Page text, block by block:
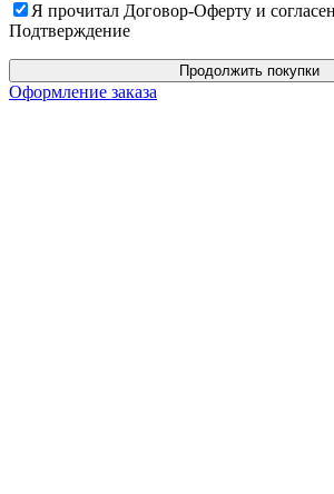
Я прочитал Договор-Оферту и
Подтверждение
Продолжить покупки
Оформление заказа